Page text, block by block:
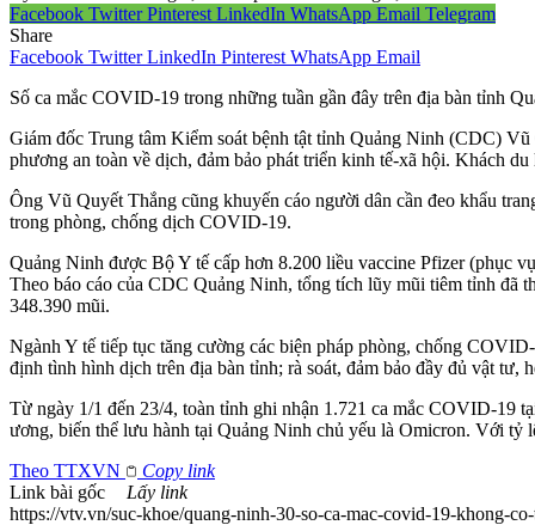
Facebook Twitter Pinterest LinkedIn WhatsApp Email Telegram
Share
Facebook Twitter LinkedIn Pinterest WhatsApp Email
Số ca mắc COVID-19 trong những tuần gần đây trên địa bàn tỉnh
Giám đốc Trung tâm Kiểm soát bệnh tật tỉnh Quảng Ninh (CDC)
phương an toàn về dịch, đảm bảo phát triển kinh tế-xã hội. Khách
Ông Vũ Quyết Thắng cũng khuyến cáo người dân cần đeo khẩu
trong phòng, chống dịch COVID-19.
Quảng Ninh được Bộ Y tế cấp hơn 8.200 liều vaccine Pfizer (phục
Theo báo cáo của CDC Quảng Ninh, tổng tích lũy mũi tiêm tỉnh đã
348.390 mũi.
Ngành Y tế tiếp tục tăng cường các biện pháp phòng, chống
định tình hình dịch trên địa bàn tỉnh; rà soát, đảm bảo đầy đủ vật
Từ ngày 1/1 đến 23/4, toàn tỉnh ghi nhận 1.721 ca mắc COVID-19
ương, biến thể lưu hành tại Quảng Ninh chủ yếu là Omicron. Với tỷ
Theo TTXVN
Copy link
Link bài gốc
Lấy link
https://vtv.vn/suc-khoe/quang-ninh-30-so-ca-mac-covid-19-khong-